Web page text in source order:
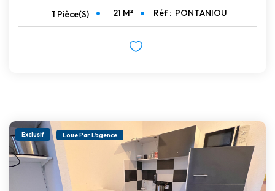
1 Pièce(s) 21 M² Réf : PONTANIOU
Exclusif Loue Par L'agence